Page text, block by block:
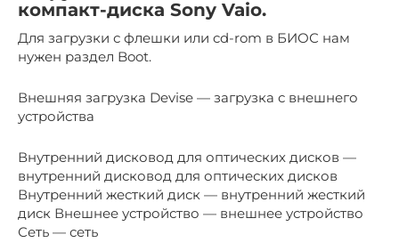
компакт-диска Sony Vaio.
Для загрузки с флешки или cd-rom в БИОС нам
нужен раздел Boot.
Внешняя загрузка Devise — загрузка с внешнего
устройства
Внутренний дисковод для оптических дисков —
внутренний дисковод для оптических дисков
Внутренний жесткий диск — внутренний жесткий
диск Внешнее устройство — внешнее устройство
Сеть — сеть